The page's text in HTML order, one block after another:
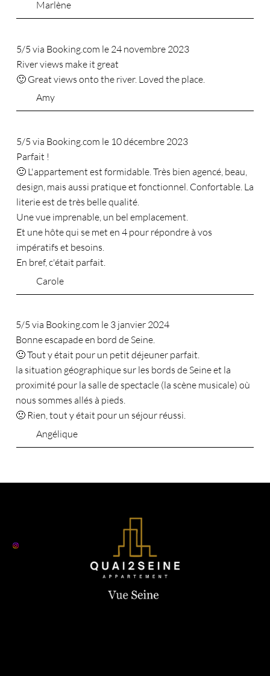
Marlène
5/5 via Booking.com le 24 novembre 2023
River views make it great
🙂 Great views onto the river. Loved the place.
Amy
5/5 via Booking.com le 10 décembre 2023
Parfait !
🙂 L'appartement est formidable. Très bien agencé, beau,
design, mais aussi pratique et fonctionnel. Confortable. La
literie est de très belle qualité.
Une vue imprenable, un bel emplacement.
Et une hôte qui se met en 4 pour répondre à vos
impératifs et besoins.
En bref, c'était parfait.
Carole
5/5 via Booking.com le 3 janvier 2024
Bonne escapade en bord de Seine.
🙂 Tout y était pour un petit déjeuner parfait.
la situation géographique sur les bords de Seine et la
proximité pour la salle de spectacle (la scène musicale) où
nous sommes allés à pieds.
🙁 Rien, tout y était pour un séjour réussi.
Angélique